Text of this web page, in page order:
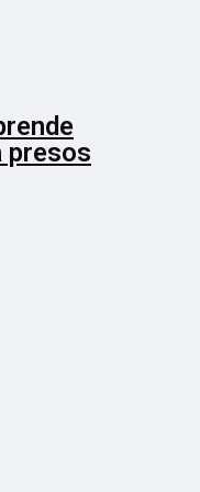
presos